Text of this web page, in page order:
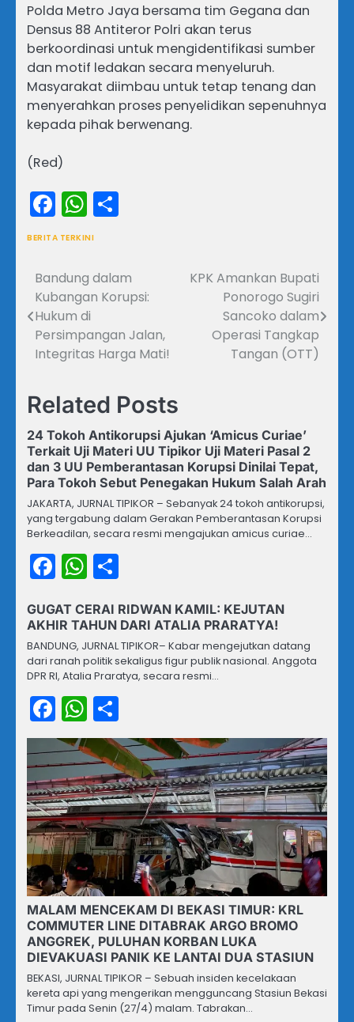
Polda Metro Jaya bersama tim Gegana dan
Densus 88 Antiteror Polri akan terus
berkoordinasi untuk mengidentifikasi sumber
dan motif ledakan secara menyeluruh.
Masyarakat diimbau untuk tetap tenang dan
menyerahkan proses penyelidikan sepenuhnya
kepada pihak berwenang.
(Red)
Facebook
WhatsApp
BERITA TERKINI
Navigasi
pos
Bandung dalam
Kubangan Korupsi:
Hukum di
Persimpangan Jalan,
Integritas Harga Mati!
KPK Amankan Bupati
Ponorogo Sugiri
Sancoko dalam
Operasi Tangkap
Tangan (OTT)
Related Posts
24 Tokoh Antikorupsi Ajukan ‘Amicus Curiae’
Terkait Uji Materi UU Tipikor Uji Materi Pasal 2
dan 3 UU Pemberantasan Korupsi Dinilai Tepat,
Para Tokoh Sebut Penegakan Hukum Salah Arah
JAKARTA, JURNAL TIPIKOR – Sebanyak 24 tokoh antikorupsi,
yang tergabung dalam Gerakan Pemberantasan Korupsi
Berkeadilan, secara resmi mengajukan amicus curiae…
Facebook
WhatsApp
GUGAT CERAI RIDWAN KAMIL: KEJUTAN
AKHIR TAHUN DARI ATALIA PRARATYA!
BANDUNG, JURNAL TIPIKOR– Kabar mengejutkan datang
dari ranah politik sekaligus figur publik nasional. Anggota
DPR RI, Atalia Praratya, secara resmi…
Facebook
WhatsApp
MALAM MENCEKAM DI BEKASI TIMUR: KRL
COMMUTER LINE DITABRAK ARGO BROMO
ANGGREK, PULUHAN KORBAN LUKA
DIEVAKUASI PANIK KE LANTAI DUA STASIUN
BEKASI, JURNAL TIPIKOR – Sebuah insiden kecelakaan
kereta api yang mengerikan mengguncang Stasiun Bekasi
Timur pada Senin (27/4) malam. Tabrakan…